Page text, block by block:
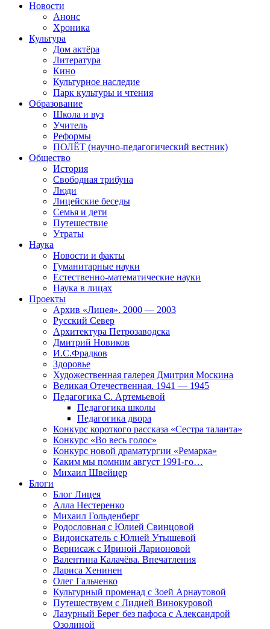
Новости
Анонс
Хроника
Культура
Дом актёра
Литература
Кино
Культурное наследие
Парк культуры и чтения
Образование
Школа и вуз
Учитель
Реформы
ПОЛЁТ (научно-педагогический вестник)
Общество
История
Свободная трибуна
Люди
Лицейские беседы
Семья и дети
Путешествие
Утраты
Наука
Новости и факты
Гуманитарные науки
Естественно-математические науки
Наука в лицах
Проекты
Архив «Лицея». 2000 — 2003
Русский Север
Архитектура Петрозаводска
Дмитрий Новиков
И.С.Фрадков
Здоровье
Художественная галерея Дмитрия Москина
Великая Отечественная. 1941 — 1945
Педагогика С. Артемьевой
Педагогика школы
Педагогика двора
Конкурс короткого рассказа «Сестра таланта»
Конкурс «Во весь голос»
Конкурс новой драматургии «Ремарка»
Каким мы помним август 1991-го…
Михаил Швейцер
Блоги
Блог Лицея
Алла Нестеренко
Михаил Гольденберг
Родословная с Юлией Свинцовой
Видоискатель с Юлией Утышевой
Вернисаж с Ириной Ларионовой
Валентина Калачёва. Впечатления
Лариса Хенинен
Олег Гальченко
Культурный променад с Зоей Арнаутовой
Путешествуем с Лидией Винокуровой
Лазурный Берег без пафоса с Александрой
Озолиной